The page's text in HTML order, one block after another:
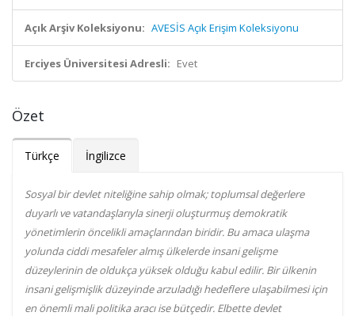
Açık Arşiv Koleksiyonu: AVESİS Açık Erişim Koleksiyonu
Erciyes Üniversitesi Adresli: Evet
Özet
Türkçe İngilizce
Sosyal bir devlet niteliğine sahip olmak; toplumsal değerlere
duyarlı ve vatandaşlarıyla sinerji oluşturmuş demokratik
yönetimlerin öncelikli amaçlarından biridir. Bu amaca ulaşma
yolunda ciddi mesafeler almış ülkelerde insani gelişme
düzeylerinin de oldukça yüksek olduğu kabul edilir. Bir ülkenin
insani gelişmişlik düzeyinde arzuladığı hedeflere ulaşabilmesi için
en önemli mali politika aracı ise bütçedir. Elbette devlet